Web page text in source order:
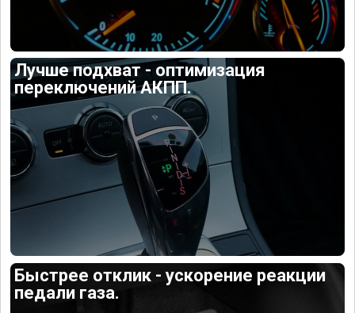
Лучше подхват - оптимизация
переключений АКПП.
Быстрее отклик - ускорение реакции
педали газа.